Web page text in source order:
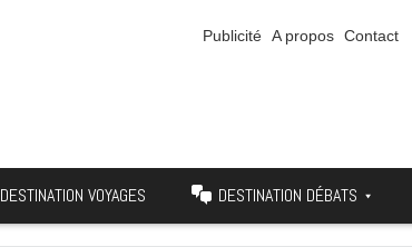
Publicité A propos Contact
DESTINATION VOYAGES DESTINATION DÉBATS